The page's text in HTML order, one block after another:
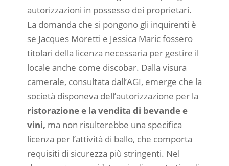
autorizzazioni in possesso dei proprietari.
La domanda che si pongono gli inquirenti è
se Jacques Moretti e Jessica Maric fossero
titolari della licenza necessaria per gestire il
locale anche come discobar. Dalla visura
camerale, consultata dall’AGI, emerge che la
società disponeva dell’autorizzazione per la
ristorazione e la vendita di bevande e
vini, ma non risulterebbe una specifica
licenza per l’attività di ballo, che comporta
requisiti di sicurezza più stringenti. Nel